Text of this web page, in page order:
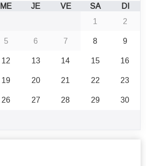
ME JE VE SA
DI
1
2
5 6 7 8
9
12 13 14 15
16
19 20 21 22
23
26 27 28 29
30